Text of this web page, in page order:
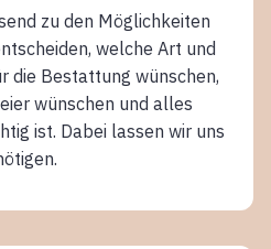
zu den Möglichkeiten
welche Art und
die Bestattung wünschen,
wünschen und alles
ist. Dabei lassen wir uns